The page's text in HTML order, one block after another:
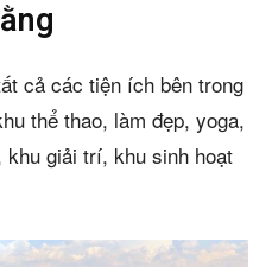
cả các tiện ích bên trong
thể thao, làm đẹp, yoga,
giải trí, khu sinh hoạt